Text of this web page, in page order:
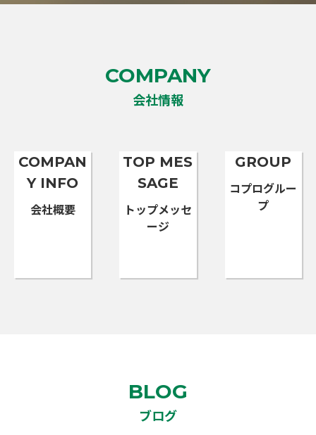
COMPANY
会社情報
COMPAN
Y INFO
会社概要
TOP MES
SAGE
トップメッセ
ージ
GROUP
コプログルー
プ
BLOG
ブログ